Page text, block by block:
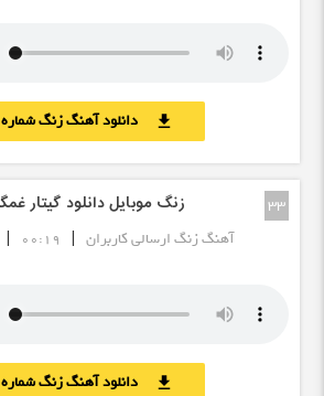
download دانلود آهنگ زنگ شماره 32
33 زنگ موبایل دانلود گیتار
آهنگ زنگ ارسالی کاربران |
00:19
|
download دانلود آهنگ زنگ شماره